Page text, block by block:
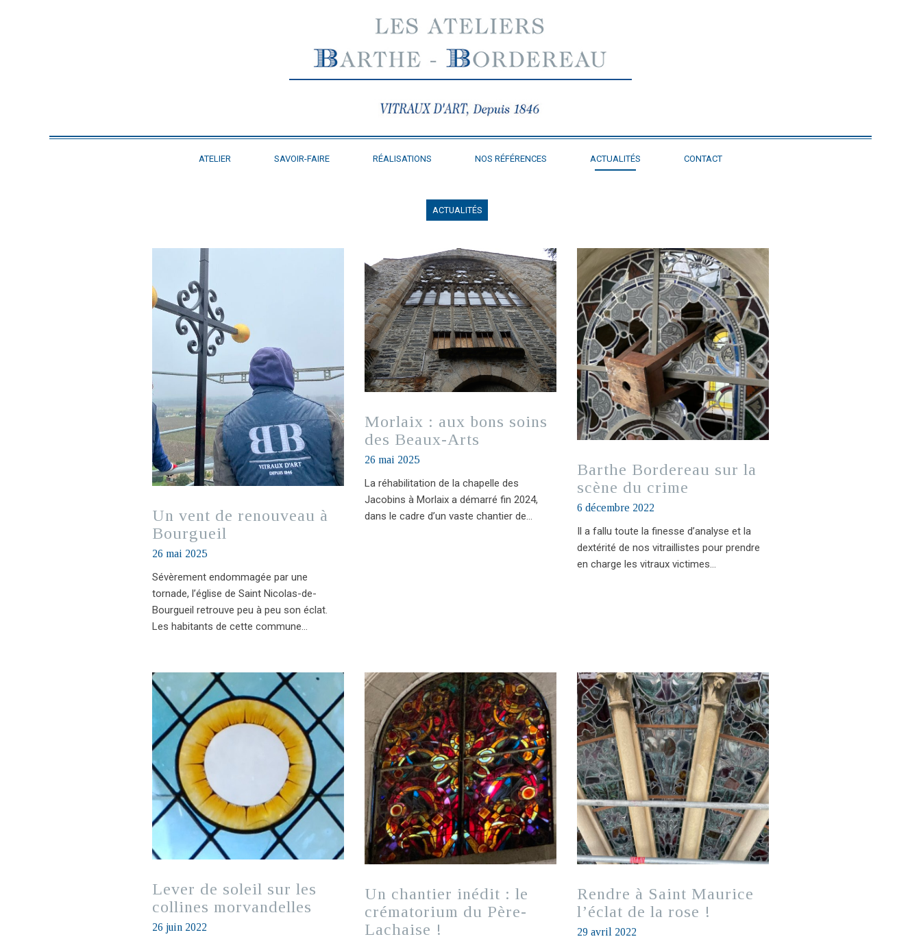
ATELIER SAVOIR-FAIRE RÉALISATIONS NOS RÉFÉRENCES ACTUALITÉS CONTACT
ACTUALITÉS
Un vent de renouveau à
Bourgueil
26 mai 2025
Sévèrement endommagée par une
tornade, l’église de Saint Nicolas-de-
Bourgueil retrouve peu à peu son éclat.
Les habitants de cette commune…
Morlaix : aux bons soins
des Beaux-Arts
26 mai 2025
La réhabilitation de la chapelle des
Jacobins à Morlaix a démarré fin 2024,
dans le cadre d’un vaste chantier de…
Barthe Bordereau sur la
scène du crime
6 décembre 2022
Il a fallu toute la finesse d’analyse et la
dextérité de nos vitraillistes pour prendre
en charge les vitraux victimes…
Lever de soleil sur les
collines morvandelles
26 juin 2022
Un chantier inédit : le
crématorium du Père-
Lachaise !
Rendre à Saint Maurice
l’éclat de la rose !
29 avril 2022